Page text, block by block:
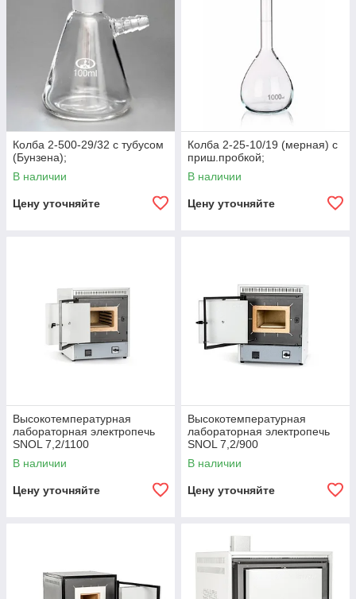
Колба 2-500-29/32 с тубусом
(Бунзена);
В наличии
Цену уточняйте
Колба 2-25-10/19 (мерная) с
приш.пробкой;
В наличии
Цену уточняйте
Высокотемпературная
лабораторная электропечь
SNOL 7,2/1100
В наличии
Цену уточняйте
Высокотемпературная
лабораторная электропечь
SNOL 7,2/900
В наличии
Цену уточняйте